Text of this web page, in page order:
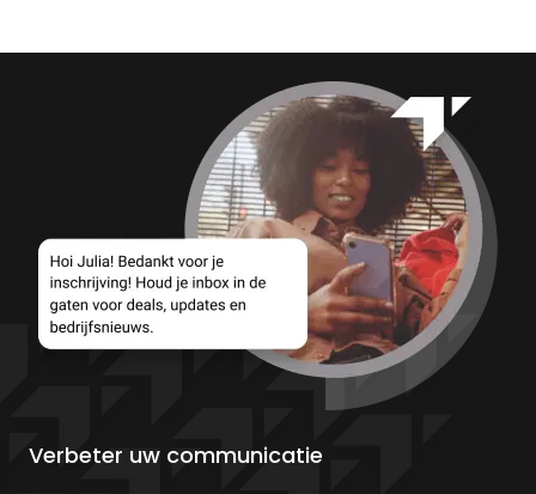
Verbeter uw communicatie